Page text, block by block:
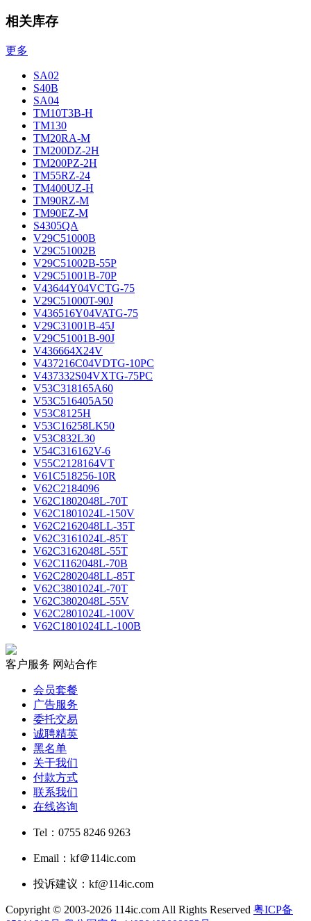
相关库存
更多
SA02
S40B
SA04
TM10T3B-H
TM130
TM20RA-M
TM200DZ-2H
TM200PZ-2H
TM55RZ-24
TM400UZ-H
TM90RZ-M
TM90EZ-M
S4305QA
V29C51000B
V29C51002B
V29C51002B-55P
V29C51001B-70P
V43644Y04VCTG-75
V29C51000T-90J
V436516Y04VATG-75
V29C31001B-45J
V29C51001B-90J
V436664X24V
V437216C04VDTG-10PC
V437332S04VXTG-75PC
V53C318165A60
V53C516405A50
V53C8125H
V53C16258LK50
V53C832L30
V54C316162V-6
V55C2128164VT
V61C518256-10R
V62C2184096
V62C1802048L-70T
V62C1801024L-150V
V62C2162048LL-35T
V62C3161024L-85T
V62C3162048L-55T
V62C1162048L-70B
V62C2802048LL-85T
V62C3801024L-70T
V62C3802048L-55V
V62C2801024L-100V
V62C1801024LL-100B
客户服务 网站合作
会员套餐
广告服务
委托交易
诚聘精英
黑名单
关于我们
付款方式
联系我们
在线咨询
Tel：0755 8246 9263
Email：kf＠114ic.com
投诉建议：kf@114ic.com
Copyright © 2003-2026 114ic.com All Rights Reserved 粤ICP备